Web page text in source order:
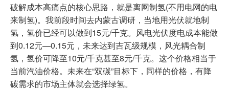
破解成本高痛点的核心思路，就是离网制氢(不用电网的电
来制氢)。我前段时间去内蒙古调研，当地用光伏就地制
氢，氢价已经可以做到15元/千克。风电光伏度电成本能做
到0.12元—0.15元，未来达到吉瓦级规模，风光耦合制
氢，氢价可降至10元/千克甚至8元/千克。这个价格相当于
当前汽油价格。未来在“双碳”目标下，同样的价格，有降
碳需求的市场主体就会选择绿氢。